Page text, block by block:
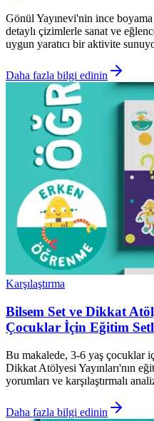
Gönül Yayınevi'nin ince
detaylı çizimlerle sanat ve
uygun yaratıcı bir aktivite
Daha fazla bilgi edinin
Karşılaştırma
Bilsem Set ve Dikkat
Çocuklar İçin Eğitim
Bu makalede, 3-6 yaş çocuklar
Dikkat Atölyesi Yayınları'nın
yorumları ve karşılaştırmalı
Daha fazla bilgi edinin